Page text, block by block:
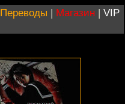
Переводы | Магазин | VIP